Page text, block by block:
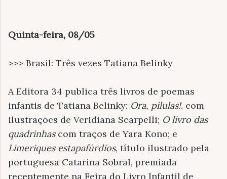
Quinta-feira, 08/05
>>> Brasil: Três vezes Tatiana Belinky
A Editora 34 publica três livros de poemas
infantis de Tatiana Belinky: Ora, pílulas!, com
ilustrações de Veridiana Scarpelli; O livro das
quadrinhascom traços de Yara Kono; e
Limeriques estapafúrdios, título ilustrado pela
portuguesa Catarina Sobral, premiada
recentemente na Feira do Livro Infantil de